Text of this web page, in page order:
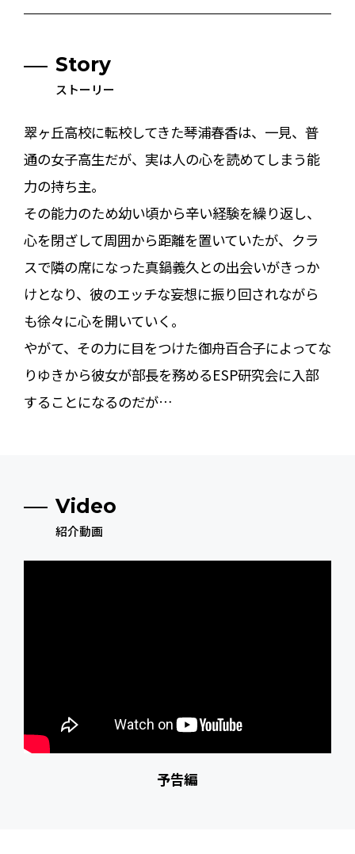
Story
ストーリー
翠ヶ丘高校に転校してきた琴浦春香は、一見、普
通の女子高生だが、実は人の心を読めてしまう能
力の持ち主。
その能力のため幼い頃から辛い経験を繰り返し、
心を閉ざして周囲から距離を置いていたが、クラ
スで隣の席になった真鍋義久との出会いがきっか
けとなり、彼のエッチな妄想に振り回されながら
も徐々に心を開いていく。
やがて、その力に目をつけた御舟百合子によってな
りゆきから彼女が部長を務めるESP研究会に入部
することになるのだが…
Video
紹介動画
予告編